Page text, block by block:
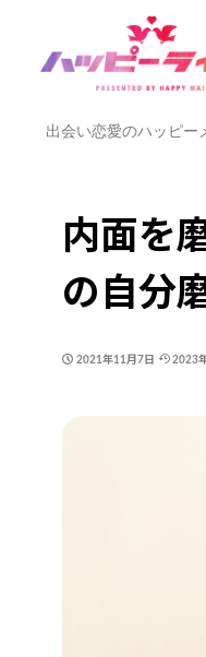
出会い恋愛のハッピー
内面を
の自分
2021年11月7日 2023